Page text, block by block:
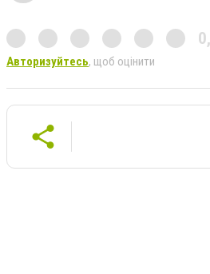
Авторизуйтесь, щоб оцінити